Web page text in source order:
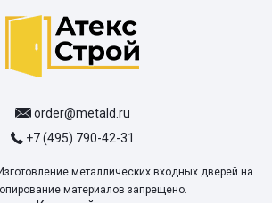
order@metald.ru
+7 (495) 790-42-31
металлических входных дверей на
материалов запрещено.